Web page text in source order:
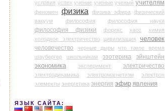
условия успех учение ученые ученый учителям
феномен физика физика эфира
физический
вакуум
философия философия науки
философия физики форекс хаос
химия
холодное электричество
цивилизация человек
человечество черные дыры
что такое время
шаубергер
школьникам эзотерика
эйнштейн
экономика
эксперимент электричество
электродинамика электромагнетизм
электрон
элементы энергетика энергия эфир явления
ЯЗЫК САЙТА: